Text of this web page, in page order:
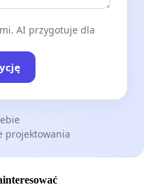
AI przygotuje dla
projektowania